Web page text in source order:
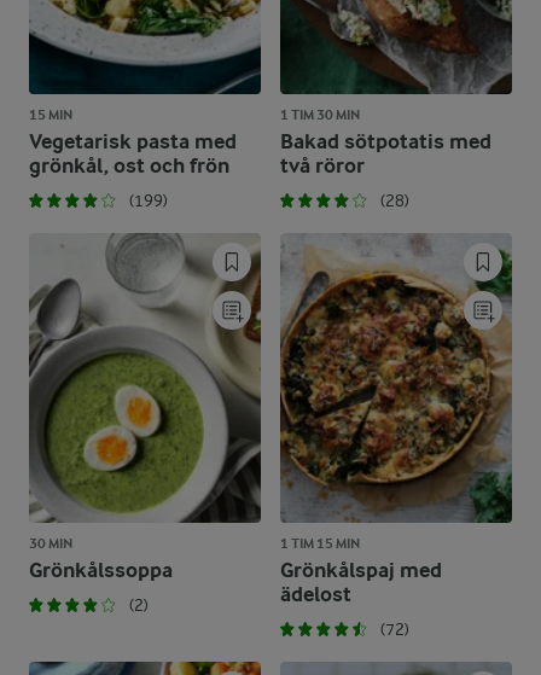
15 MIN
Vegetarisk pasta med
grönkål, ost och frön
(199)
1 TIM 30 MIN
Bakad sötpotatis med
två röror
(28)
30 MIN
Grönkålssoppa
(2)
1 TIM 15 MIN
Grönkålspaj med
ädelost
(72)